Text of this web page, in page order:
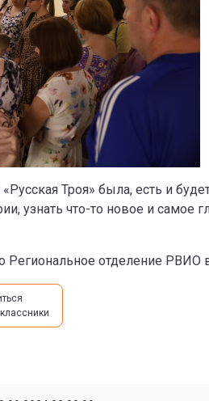
Троя» была, есть и
узнать что-то новое и самое
Региональное отделение РВИО